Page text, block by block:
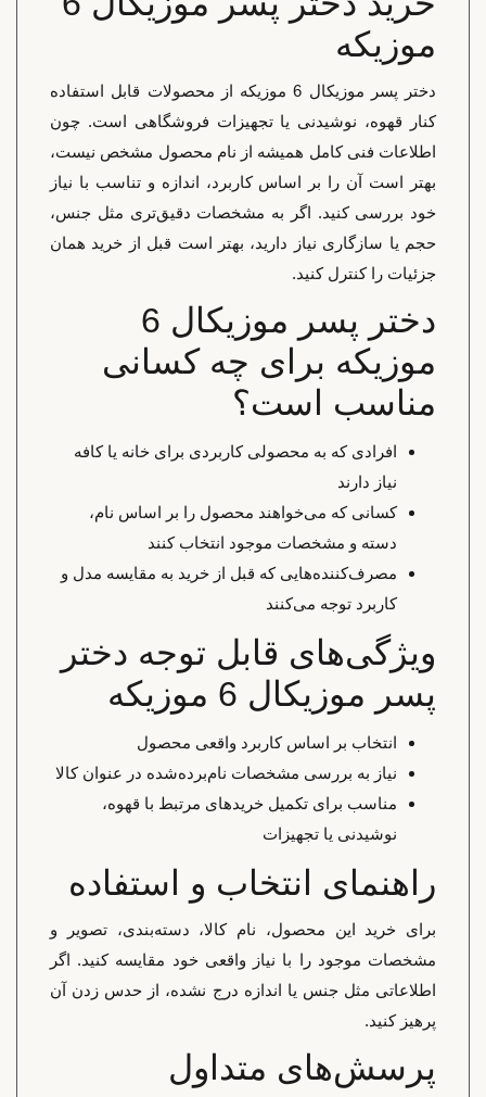
موزیکه
دختر پسر موزیکال 6 موزیکه از محصولات قابل استفاده
کنار قهوه، نوشیدنی یا تجهیزات فروشگاهی است. چون
اطلاعات فنی کامل همیشه از نام محصول مشخص نیست،
بهتر است آن را بر اساس کاربرد، اندازه و تناسب با نیاز
خود بررسی کنید. اگر به مشخصات دقیق‌تری مثل جنس،
حجم یا سازگاری نیاز دارید، بهتر است قبل از خرید همان
جزئیات را کنترل کنید.
دختر پسر موزیکال 6
موزیکه برای چه کسانی
مناسب است؟
افرادی که به محصولی کاربردی برای خانه یا کافه
نیاز دارند
کسانی که می‌خواهند محصول را بر اساس نام،
دسته و مشخصات موجود انتخاب کنند
مصرف‌کننده‌هایی که قبل از خرید به مقایسه مدل و
کاربرد توجه می‌کنند
ویژگی‌های قابل توجه دختر
پسر موزیکال 6 موزیکه
انتخاب بر اساس کاربرد واقعی محصول
نیاز به بررسی مشخصات نام‌برده‌شده در عنوان کالا
مناسب برای تکمیل خریدهای مرتبط با قهوه،
نوشیدنی یا تجهیزات
راهنمای انتخاب و استفاده
برای خرید این محصول، نام کالا، دسته‌بندی، تصویر و
مشخصات موجود را با نیاز واقعی خود مقایسه کنید. اگر
اطلاعاتی مثل جنس یا اندازه درج نشده، از حدس زدن آن
پرهیز کنید.
پرسش‌های متداول